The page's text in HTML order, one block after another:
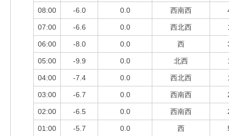
08:00 -6.0 0.0 西南西
07:00 -6.6 0.0 西北西
06:00 -8.0 0.0 西
05:00 -9.9 0.0 北西
04:00 -7.4 0.0 西北西
03:00 -6.7 0.0 西南西
02:00 -6.5 0.0 西南西
01:00 -5.7 0.0 西